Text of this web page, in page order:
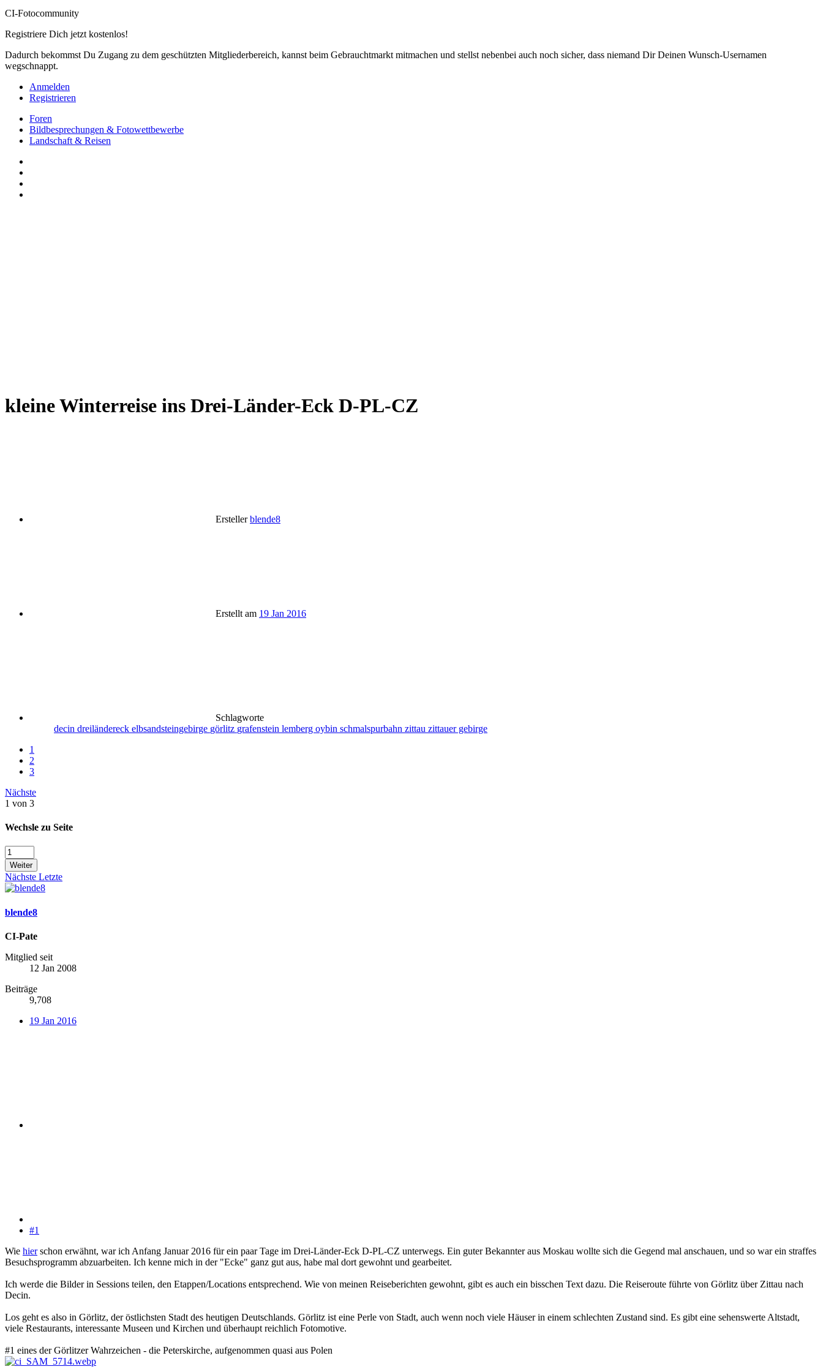
CI-Fotocommunity
Registriere Dich jetzt kostenlos!
Dadurch bekommst Du Zugang zu dem geschützten Mitgliederbereich, kannst beim Gebrauchtmarkt mitmachen und stellst nebenbei auch noch sicher, dass niemand Dir Deinen Wunsch-Usernamen
wegschnappt.
Anmelden
Registrieren
Foren
Bildbesprechungen & Fotowettbewerbe
Landschaft & Reisen
kleine Winterreise ins Drei-Länder-Eck D-PL-CZ
Ersteller blende8
Erstellt am 19 Jan 2016
Schlagworte
decin dreiländereck elbsandsteingebirge görlitz grafenstein lemberg oybin schmalspurbahn zittau zittauer gebirge
1
2
3
Nächste
1 von 3
Wechsle zu Seite
Weiter
Nächste Letzte
blende8
CI-Pate
Mitglied seit
12 Jan 2008
Beiträge
9,708
19 Jan 2016
#1
Wie hierschon erwähnt, war ich Anfang Januar 2016 für ein paar Tage im Drei-Länder-Eck D-PL-CZ unterwegs. Ein guter Bekannter aus Moskau wollte sich die Gegend mal anschauen, und so war ein straffes
Besuchsprogramm abzuarbeiten. Ich kenne mich in der "Ecke" ganz gut aus, habe mal dort gewohnt und gearbeitet.
Ich werde die Bilder in Sessions teilen, den Etappen/Locations entsprechend. Wie von meinen Reiseberichten gewohnt, gibt es auch ein bisschen Text dazu. Die Reiseroute führte von Görlitz über Zittau nach
Decin.
Los geht es also in Görlitz, der östlichsten Stadt des heutigen Deutschlands. Görlitz ist eine Perle von Stadt, auch wenn noch viele Häuser in einem schlechten Zustand sind. Es gibt eine sehenswerte Altstadt,
viele Restaurants, interessante Museen und Kirchen und überhaupt reichlich Fotomotive.
#1 eines der Görlitzer Wahrzeichen - die Peterskirche, aufgenommen quasi aus Polen